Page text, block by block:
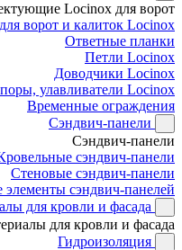
Locinox для ворот
ворот и калиток Locinox
Ответные планки
Петли Locinox
Доводчики Locinox
улавливатели Locinox
Временные ограждения
Сэндвич-панели
Сэндвич-панели
сэндвич-панели
Стеновые сэндвич-панели
сэндвич-панелей
для кровли и фасада
для кровли и фасада
Гидроизоляция